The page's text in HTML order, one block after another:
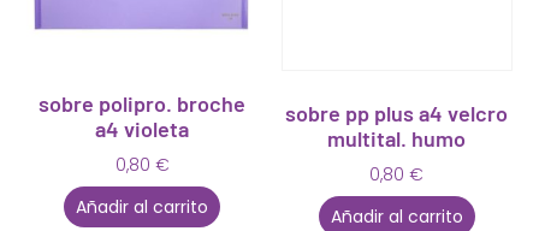
sobre polipro. broche
a4 violeta
0,80 €
Añadir al carrito
sobre pp plus a4 velcro
multital. humo
0,80€
Añadir al carrito